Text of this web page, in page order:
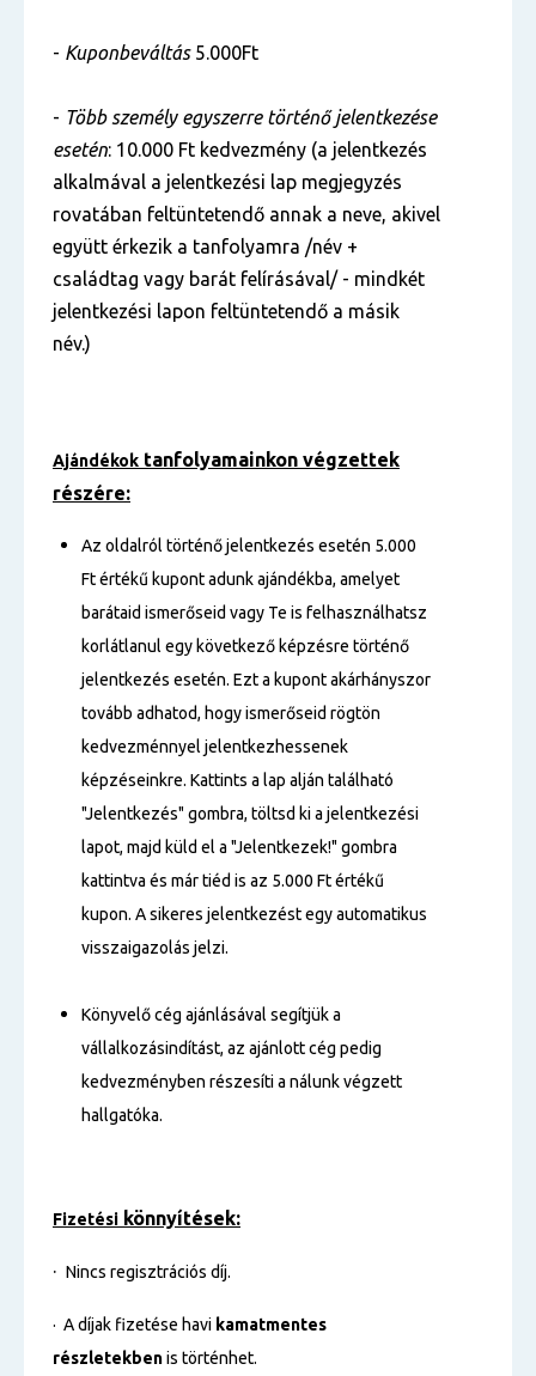
- Kuponbeváltás5.000Ft
- Több személy egyszerre történő jelentkezése
esetén: 10.000 Ft kedvezmény (a jelentkezés
alkalmával a jelentkezési lap megjegyzés
rovatában feltüntetendő annak a neve, akivel
együtt érkezik a tanfolyamra /név +
családtag vagy barát felírásával/ - mindkét
jelentkezési lapon feltüntetendő a másik
név.)
Ajándékok tanfolyamainkon végzettek
részére:
Az oldalról történő jelentkezés esetén 5.000
Ft értékű kupont adunk ajándékba, amelyet
barátaid ismerőseid vagy Te is felhasználhatsz
korlátlanul egy következő képzésre történő
jelentkezés esetén. Ezt a kupont akárhányszor
tovább adhatod, hogy ismerőseid rögtön
kedvezménnyel jelentkezhessenek
képzéseinkre. Kattints a lap alján található
"Jelentkezés" gombra, töltsd ki a jelentkezési
lapot, majd küld el a "Jelentkezek!" gombra
kattintva és már tiéd is az 5.000 Ft értékű
kupon. A sikeres jelentkezést egy automatikus
visszaigazolás jelzi.
Könyvelő cég ajánlásával segítjük a
vállalkozásindítást, az ajánlott cég pedig
kedvezményben részesíti a nálunk végzett
hallgatóka.
Fizetési könnyítések:
· Nincs regisztrációs díj.
· A díjak fizetése havi kamatmentes
részletekbenis történhet.